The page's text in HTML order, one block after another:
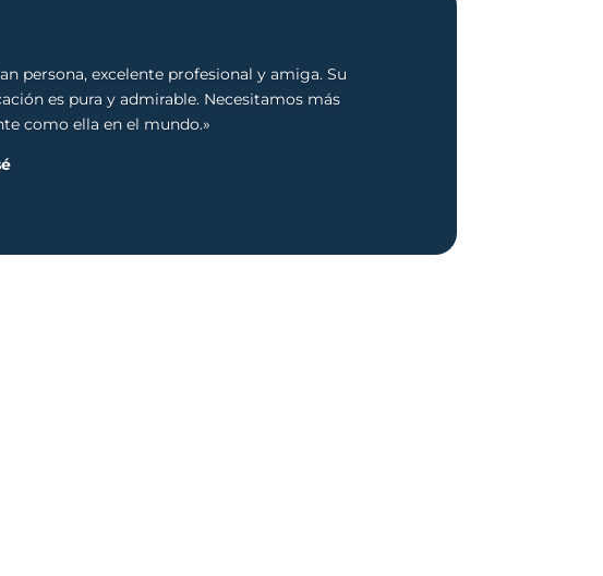
persona, excelente profesional y amiga. Su
es pura y admirable. Necesitamos más
como ella en el mundo.»